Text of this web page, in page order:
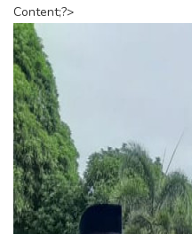
Content;?>